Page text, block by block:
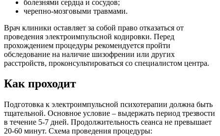
болезнями сердца и сосудов;
черепно-мозговыми травмами.
Врач клиники оставляет за собой право отказаться от
проведения электроимпульсной кодировки. Перед
прохождением процедуры рекомендуется пройти
обследование на наличие шизофрении или других
расстройств, проконсультироваться со специалистом центра.
Как проходит
Подготовка к электроимпульсной психотерапии должна быть
тщательной. Основное условие – выдержать период трезвости
в течение 5-7 дней. Продолжительность сеанса не превышает
20-60 минут. Схема проведения процедуры: